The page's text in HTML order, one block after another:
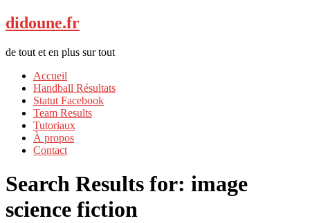
didoune.fr
de tout et en plus sur tout
Accueil
Handball Résultats
Statut Facebook
Team Results
Tutoriaux
À propos
Contact
Search Results for: image
science fiction